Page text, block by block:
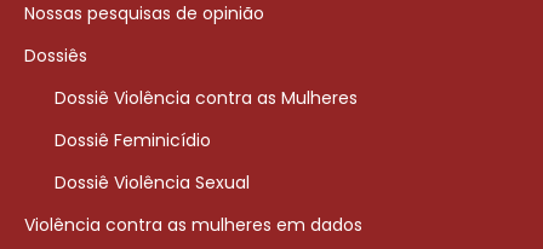
Nossas pesquisas de opinião
Dossiês
Dossiê Violência contra as Mulheres
Dossiê Feminicídio
Dossiê Violência Sexual
Violência contra as mulheres em dados